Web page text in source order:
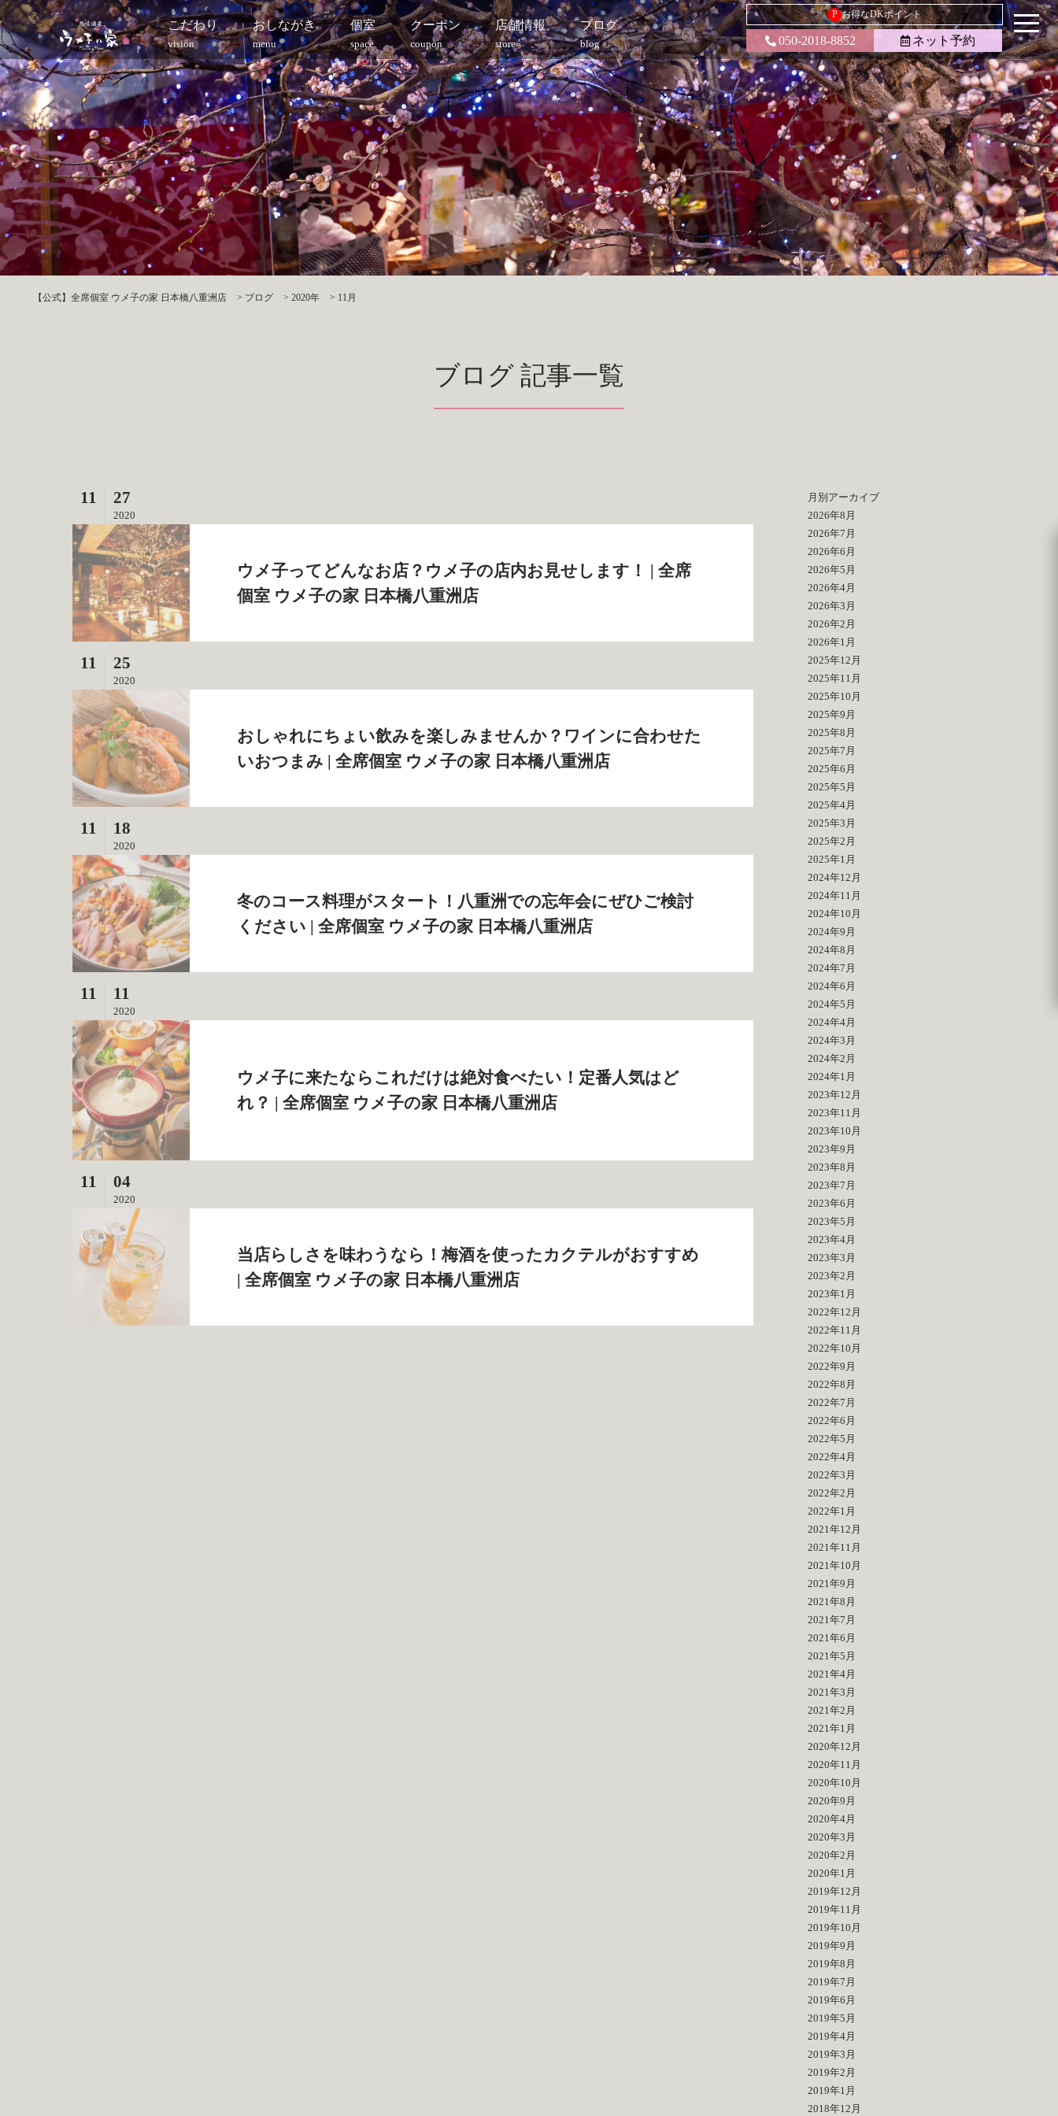
こだわり
vision
おしながき
menu
個室
space
クーポン
coupon
店舗情報
store
ブログ
blog
P お得なDKポイント
050-2018-8852 ネット予約
【公式】全席個室 ウメ子の家 日本橋八重洲店 > ブログ > 2020年 > 11月
ブログ 記事一覧
11 27
2020
ウメ子ってどんなお店？ウメ子の店内お見せします！ | 全席
個室 ウメ子の家 日本橋八重洲店
11 25
2020
おしゃれにちょい飲みを楽しみませんか？ワインに合わせた
いおつまみ | 全席個室 ウメ子の家 日本橋八重洲店
11 18
2020
冬のコース料理がスタート！八重洲での忘年会にぜひご検討
ください | 全席個室 ウメ子の家 日本橋八重洲店
11 11
2020
ウメ子に来たならこれだけは絶対食べたい！定番人気はど
れ？ | 全席個室 ウメ子の家 日本橋八重洲店
11 04
2020
当店らしさを味わうなら！梅酒を使ったカクテルがおすすめ
| 全席個室 ウメ子の家 日本橋八重洲店
月別アーカイブ
2026年8月
2026年7月
2026年6月
2026年5月
2026年4月
2026年3月
2026年2月
2026年1月
2025年12月
2025年11月
2025年10月
2025年9月
2025年8月
2025年7月
2025年6月
2025年5月
2025年4月
2025年3月
2025年2月
2025年1月
2024年12月
2024年11月
2024年10月
2024年9月
2024年8月
2024年7月
2024年6月
2024年5月
2024年4月
2024年3月
2024年2月
2024年1月
2023年12月
2023年11月
2023年10月
2023年9月
2023年8月
2023年7月
2023年6月
2023年5月
2023年4月
2023年3月
2023年2月
2023年1月
2022年12月
2022年11月
2022年10月
2022年9月
2022年8月
2022年7月
2022年6月
2022年5月
2022年4月
2022年3月
2022年2月
2022年1月
2021年12月
2021年11月
2021年10月
2021年9月
2021年8月
2021年7月
2021年6月
2021年5月
2021年4月
2021年3月
2021年2月
2021年1月
2020年12月
2020年11月
2020年10月
2020年9月
2020年4月
2020年3月
2020年2月
2020年1月
2019年12月
2019年11月
2019年10月
2019年9月
2019年8月
2019年7月
2019年6月
2019年5月
2019年4月
2019年3月
2019年2月
2019年1月
2018年12月